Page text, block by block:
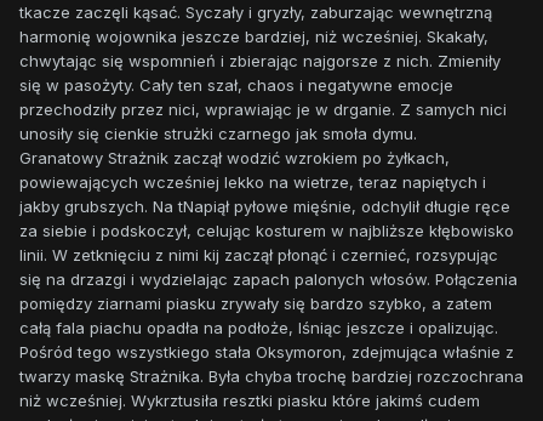
tkacze zaczęli kąsać. Syczały i gryzły, zaburzając wewnętrzną
harmonię wojownika jeszcze bardziej, niż wcześniej. Skakały,
chwytając się wspomnień i zbierając najgorsze z nich. Zmieniły
się w pasożyty. Cały ten szał, chaos i negatywne emocje
przechodziły przez nici, wprawiając je w drganie. Z samych nici
unosiły się cienkie strużki czarnego jak smoła dymu.
Granatowy Strażnik zaczął wodzić wzrokiem po żyłkach,
powiewających wcześniej lekko na wietrze, teraz napiętych i
jakby grubszych. Na tNapiął pyłowe mięśnie, odchylił długie ręce
za siebie i podskoczył, celując kosturem w najbliższe kłębowisko
linii. W zetknięciu z nimi kij zaczął płonąć i czernieć, rozsypując
się na drzazgi i wydzielając zapach palonych włosów. Połączenia
pomiędzy ziarnami piasku zrywały się bardzo szybko, a zatem
całą fala piachu opadła na podłoże, lśniąc jeszcze i opalizując.
Pośród tego wszystkiego stała Oksymoron, zdejmująca właśnie z
twarzy maskę Strażnika. Była chyba trochę bardziej rozczochrana
niż wcześniej. Wykrztusiła resztki piasku które jakimś cudem